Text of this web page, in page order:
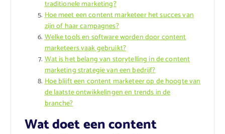
traditionele marketing?
Hoe meet een content marketeer het succes van
zijn of haar campagnes?
Welke tools en software worden door content
marketeers vaak gebruikt?
Wat is het belang van storytelling in de content
marketing strategie van een bedrijf?
Hoe blijft een content marketeer op de hoogte van
de laatste ontwikkelingen en trends in de
branche?
Wat doet een content